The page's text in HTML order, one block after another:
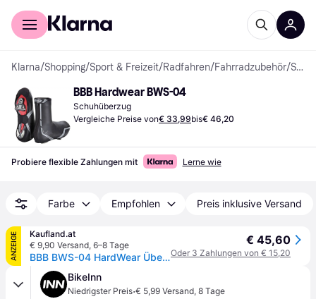
Für Shopper
Klarna/Shopping/Sport & Freizeit/Radfahren/Fahrradzubehör/ Schuhüberzüge
BBB Hardwear BWS-04
Schuhüberzug
Vergleiche Preise von€ 33,99bis€ 46,20
Probiere flexible Zahlungen mit Lerne wie
Farbe Empfohlen Preis inklusive Versand
ANZEIGE
Kaufland.at
€ 9,90 Versand, 6–8 Tage
BBB BWS-04 HardWear Überzüge für Leggings größe 43-44
€ 45,60
Oder 3 Zahlungen von € 15,20
BikeInn
Niedrigster Preis·€ 5,99 Versand, 8 Tage